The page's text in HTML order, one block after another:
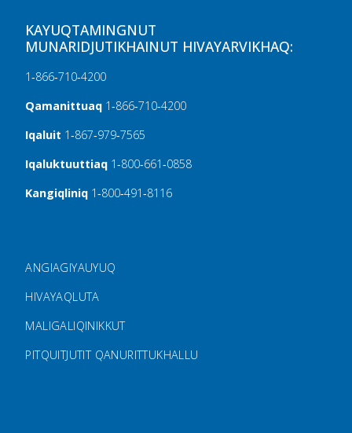
KAYUQTAMINGNUT
MUNARIDJUTIKHAINUT HIVAYARVIKHAQ:
1‑866‑710‑4200
Qamanittuaq 1‑866‑710‑4200
Iqaluit 1‑867‑979‑7565
Iqaluktuuttiaq 1‑800‑661‑0858
Kangiqliniq 1‑800‑491‑8116
FOOTER MENU
ANGIAGIYAUYUQ
HIVAYAQLUTA
MALIGALIQINIKKUT
PITQUITJUTIT QANURITTUKHALLU